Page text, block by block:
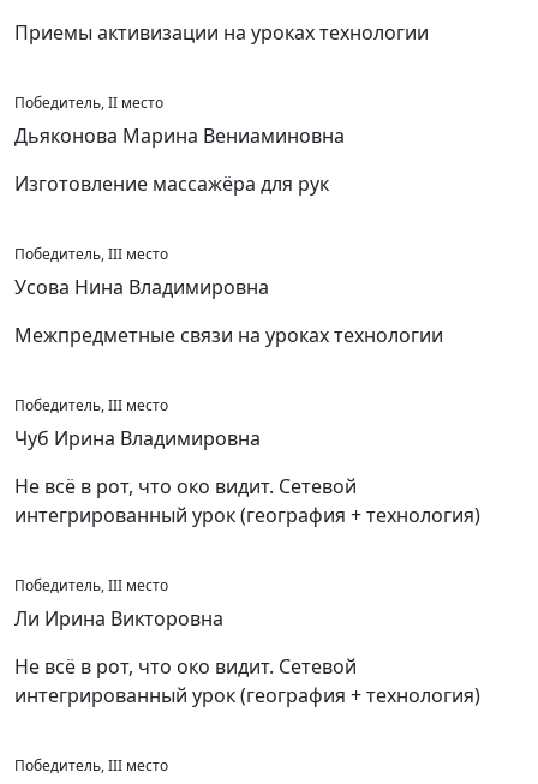
Приемы активизации на уроках технологии
Победитель, II место
Дьяконова Марина Вениаминовна
Изготовление массажёра для рук
Победитель, III место
Усова Нина Владимировна
Межпредметные связи на уроках технологии
Победитель, III место
Чуб Ирина Владимировна
Не всё в рот, что око видит. Сетевой
интегрированный урок (география + технология)
Победитель, III место
Ли Ирина Викторовна
Не всё в рот, что око видит. Сетевой
интегрированный урок (география + технология)
Победитель, III место